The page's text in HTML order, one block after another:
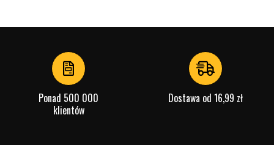
Przewód z czystej miedzi
Ponad 500 000
klientów
Dostawa od 16,99 zł